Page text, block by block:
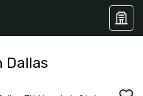
Dallas